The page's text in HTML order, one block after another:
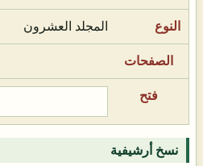
المجلد العشرون
نسخ أرشيفية